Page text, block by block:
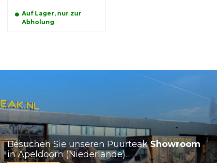
Auf Lager, nur zur
Abholung
Besuchen Sie unseren PuurteakShowroom
in Apeldoorn (Niederlande).